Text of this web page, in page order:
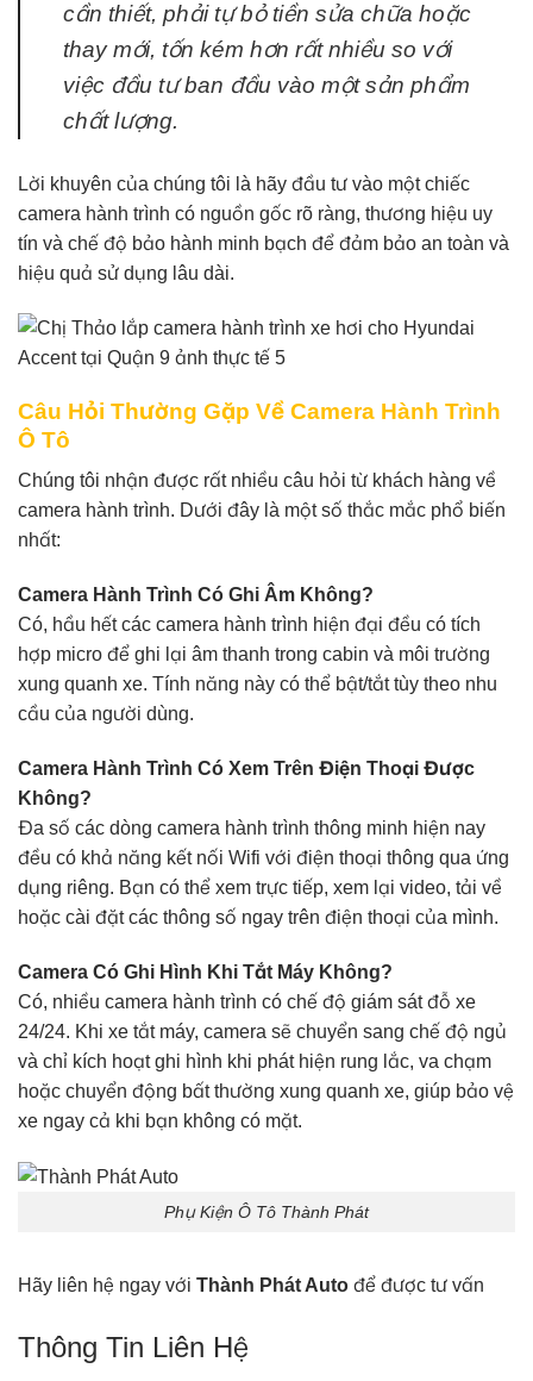
cần thiết, phải tự bỏ tiền sửa chữa hoặc
thay mới, tốn kém hơn rất nhiều so với
việc đầu tư ban đầu vào một sản phẩm
chất lượng.
Lời khuyên của chúng tôi là hãy đầu tư vào một chiếc
camera hành trình có nguồn gốc rõ ràng, thương hiệu uy
tín và chế độ bảo hành minh bạch để đảm bảo an toàn và
hiệu quả sử dụng lâu dài.
Câu Hỏi Thường Gặp Về Camera Hành Trình
Ô Tô
Chúng tôi nhận được rất nhiều câu hỏi từ khách hàng về
camera hành trình. Dưới đây là một số thắc mắc phổ biến
nhất:
Camera Hành Trình Có Ghi Âm Không?
Có, hầu hết các camera hành trình hiện đại đều có tích
hợp micro để ghi lại âm thanh trong cabin và môi trường
xung quanh xe. Tính năng này có thể bật/tắt tùy theo nhu
cầu của người dùng.
Camera Hành Trình Có Xem Trên Điện Thoại Được
Không?
Đa số các dòng camera hành trình thông minh hiện nay
đều có khả năng kết nối Wifi với điện thoại thông qua ứng
dụng riêng. Bạn có thể xem trực tiếp, xem lại video, tải về
hoặc cài đặt các thông số ngay trên điện thoại của mình.
Camera Có Ghi Hình Khi Tắt Máy Không?
Có, nhiều camera hành trình có chế độ giám sát đỗ xe
24/24. Khi xe tắt máy, camera sẽ chuyển sang chế độ ngủ
và chỉ kích hoạt ghi hình khi phát hiện rung lắc, va chạm
hoặc chuyển động bất thường xung quanh xe, giúp bảo vệ
xe ngay cả khi bạn không có mặt.
Phụ Kiện Ô Tô Thành Phát
Hãy liên hệ ngay với Thành Phát Auto để được tư vấn
Thông Tin Liên Hệ